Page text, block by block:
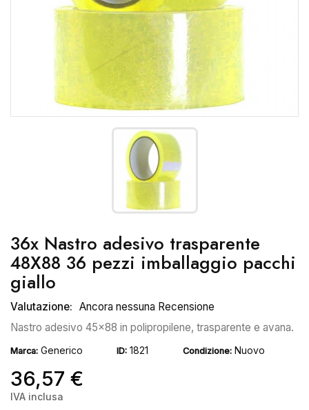
36x Nastro adesivo trasparente
48X88 36 pezzi imballaggio pacchi
giallo
Valutazione: Ancora nessuna Recensione
Nastro adesivo 45x88 in polipropilene, trasparente e avana.
Marca: Generico ID: 1821 Condizione: Nuovo
36,57 €
IVA inclusa